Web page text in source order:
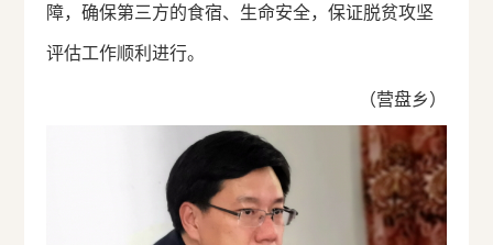
障，确保第三方的食宿、生命安全，保证脱贫攻坚
评估工作顺利进行。
（营盘乡）